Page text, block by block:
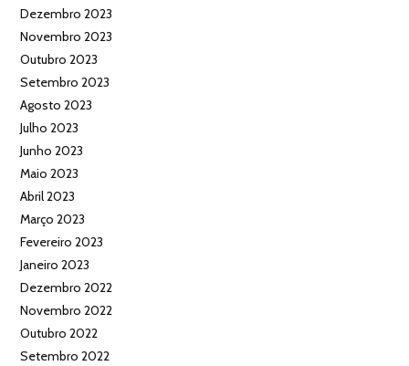
Dezembro 2023
Novembro 2023
Outubro 2023
Setembro 2023
Agosto 2023
Julho 2023
Junho 2023
Maio 2023
Abril 2023
Março 2023
Fevereiro 2023
Janeiro 2023
Dezembro 2022
Novembro 2022
Outubro 2022
Setembro 2022